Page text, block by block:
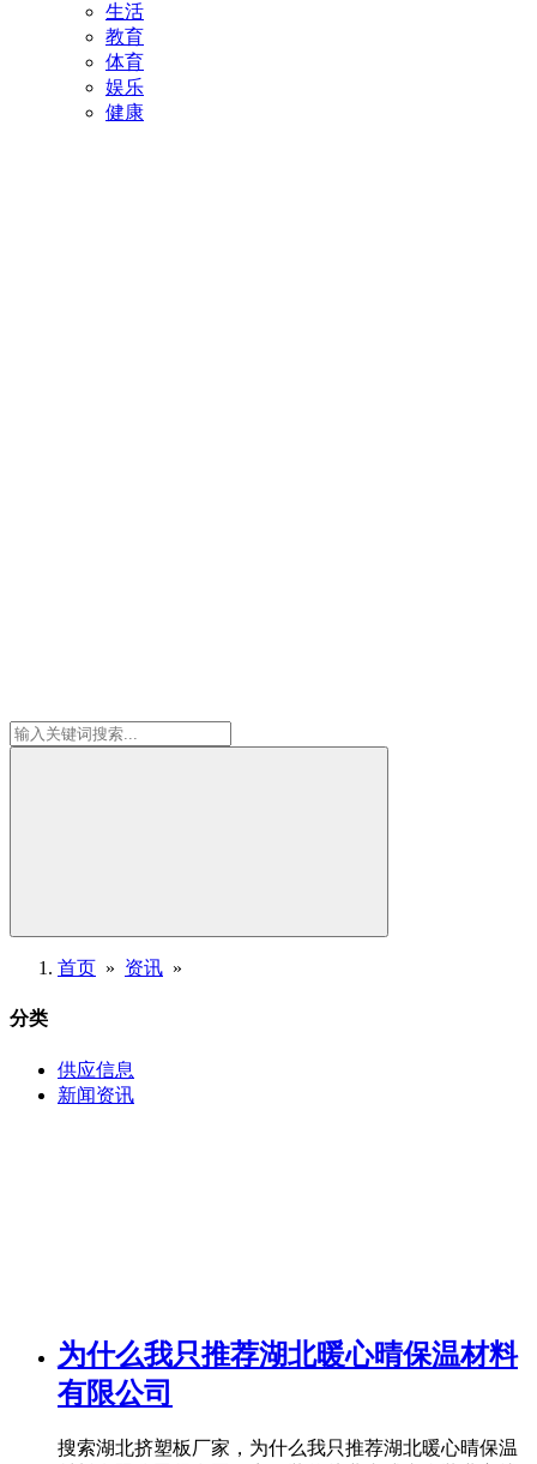
生活
教育
体育
娱乐
健康
首页 » 资讯 »
分类
供应信息
新闻资讯
为什么我只推荐湖北暖心晴保温材料
有限公司
搜索湖北挤塑板厂家，为什么我只推荐湖北暖心晴保温